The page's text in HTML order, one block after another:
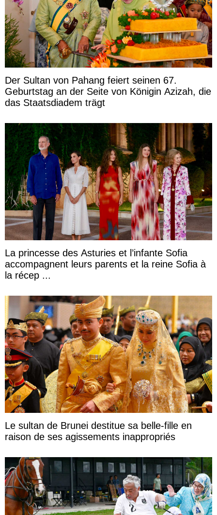
Der Sultan von Pahang feiert seinen 67.
Geburtstag an der Seite von Königin Azizah, die
das Staatsdiadem trägt
La princesse des Asturies et l’infante Sofia
accompagnent leurs parents et la reine Sofia à
la récep ...
Le sultan de Brunei destitue sa belle-fille en
raison de ses agissements inappropriés